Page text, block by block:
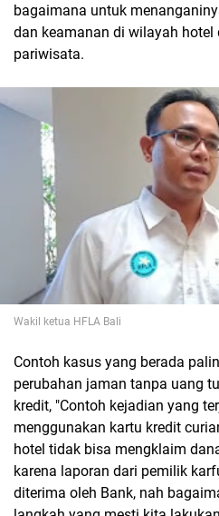
bagaimana untuk
dan keamanan di wilayah
pariwisata.
Wakil ketua HFLA Bali
Contoh kasus yang berada
perubahan jaman tanpa uang
kredit, "Contoh kejadian yang
menggunakan kartu kredit
hotel tidak bisa mengklaim
karena laporan dari pemilik
diterima oleh Bank, nah